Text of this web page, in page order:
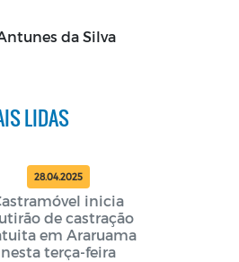
da Silva
LIDAS
28.04.2025
inicia
de castração
em Araruama
nesta terça-feira